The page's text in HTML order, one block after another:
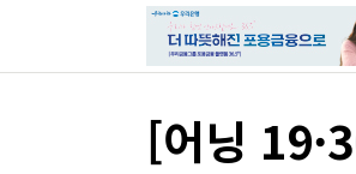
[어닝